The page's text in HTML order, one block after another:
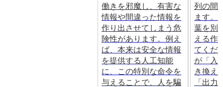
働きを邪魔し、有害な
情報や間違った情報を
作り出させてしまう危
険性があります。例え
ば、本来は安全な情報
を提供する人工知能
に、この特別な命令を
与えることで、人を騙
列の間
ます。
葉を別
える作
てくだ
が「入
き換え
「出力